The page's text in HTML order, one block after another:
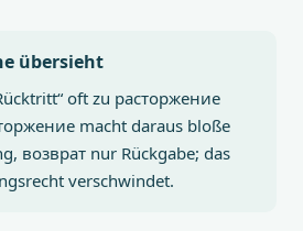
übersieht
oft zu расторжение
macht daraus bloße
возврат nur Rückgabe; das
verschwindet.